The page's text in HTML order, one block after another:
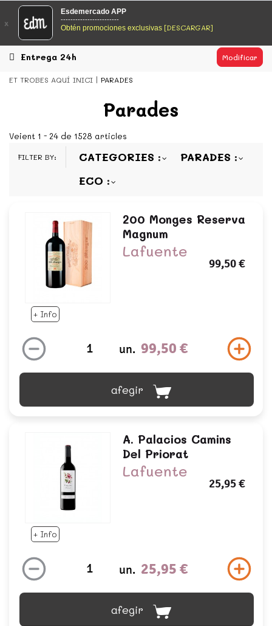
EsDeMercado.com
EsDeMercado.com te lleva a casa los mejores productos de
los mejores mercados de Barcelona y de productores
locales.
EsDeMercado.com
los mejores mercados de Barcelona y de productores
READ MORE
x
Esdemercado APP
------------------------
Obtén promociones exclusivas [DESCARGAR]
Entrega 24h Modificar
ET TROBES AQUÍ INICI PARADES
Parades
Veient 1 - 24 de 1528 articles
FILTER BY: CATEGORIES
PARADES
ECO
+ Info
200 Monges Reserva
Magnum
Lafuente
99,50 €
un. 99,50 €
afegir
+ Info
A. Palacios Camins
Del Priorat
Lafuente
25,95 €
un. 25,95 €
afegir